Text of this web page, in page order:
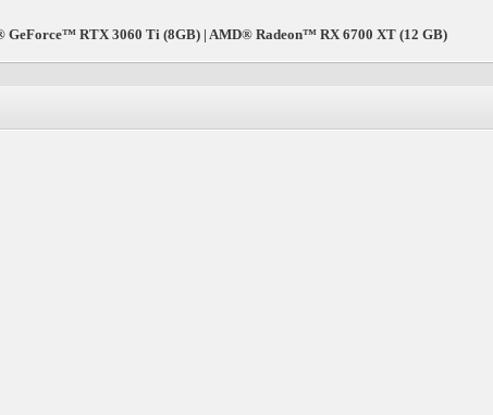
GeForce™ RTX 3060 Ti (8GB) | AMD® Radeon™ RX 6700 XT (12 GB)